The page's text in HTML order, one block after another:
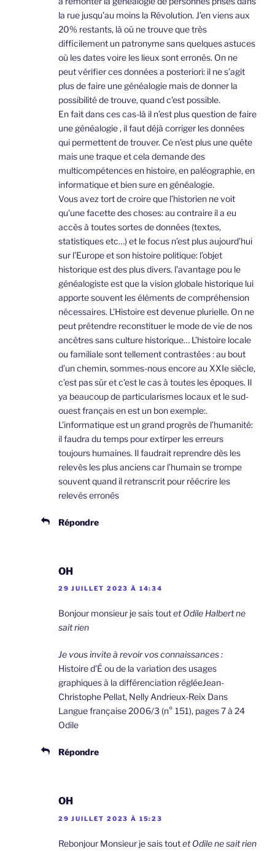
la rue jusqu’au moins la Révolution. J’en viens aux
20% restants, là où ne trouve que très
difficilement un patronyme sans quelques astuces
où les dates voire les lieux sont erronés. On ne
peut vérifier ces données a posteriori: il ne s’agit
plus de faire une généalogie mais de donner la
possibilité de trouve, quand c’est possible.
En fait dans ces cas-là il n’est plus question de faire
une généalogie , il faut déjà corriger les données
qui permettent de trouver. Ce n’est plus une quête
mais une traque et cela demande des
multicompétences en histoire, en paléographie, en
informatique et bien sure en généalogie.
Vous avez tort de croire que l’historien ne voit
qu’une facette des choses: au contraire il a eu
accès à toutes sortes de données (textes,
statistiques etc…) et le focus n’est plus aujourd’hui
sur l’Europe et son histoire politique: l’objet
historique est des plus divers. l’avantage pou le
généalogiste est que la vision globale historique lui
apporte souvent les éléments de compréhension
nécessaires. L’Histoire est devenue plurielle. On ne
peut prétendre reconstituer le mode de vie de nos
ancêtres sans culture historique… L’histoire locale
ou familiale sont tellement contrastées : au bout
d’un chemin, sommes-nous encore au XXIe siècle,
c’est pas sûr et c’est le cas à toutes les époques. Il
ya beaucoup de particularismes locaux et le sud-
ouest français en est un bon exemple:.
L’informatique est un grand progrès de l’humanité:
il faudra du temps pour extirper les erreurs
toujours humaines. Il faudrait reprendre dès les
relevès les plus anciens car l’humain se trompe
souvent quand il retranscrit pour réécrire les
relevés erronés
Répondre
OH
29 JUILLET 2023 À 14:34
Bonjour monsieur je sais toutet Odile Halbert ne
sait rien
Je vous invite à revoir vos connaissances :
Histoire d’É ou de la variation des usages
graphiques à la différenciation régléeJean-
Christophe Pellat, Nelly Andrieux-Reix Dans
Langue française 2006/3 (n° 151), pages 7 à 24
Odile
Répondre
OH
29 JUILLET 2023 À 15:23
Rebonjour Monsieur je sais toutet Odile ne sait rien